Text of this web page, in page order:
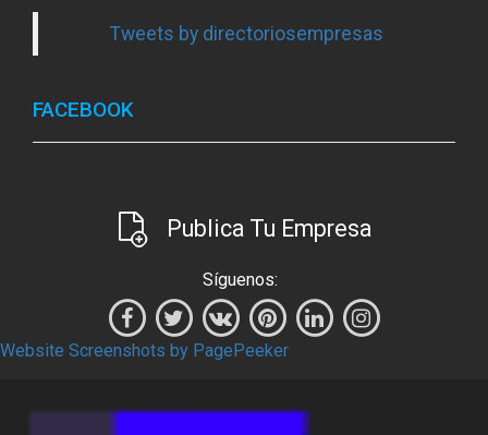
Tweets by directoriosempresas
FACEBOOK
Publica Tu Empresa
Síguenos:
Website Screenshots by PagePeeker